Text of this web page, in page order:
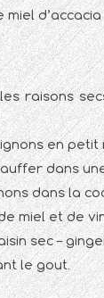
miel d’accacia
raisons
en petit
dans
dans la
miel et de
sec –
le gout.